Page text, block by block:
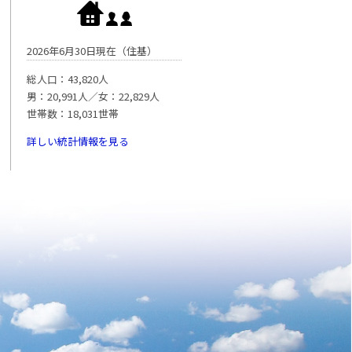
2026年6月30日現在（住基）
総人口：43,820人
男：20,991人／女：22,829人
世帯数：18,031世帯
詳しい統計情報を見る